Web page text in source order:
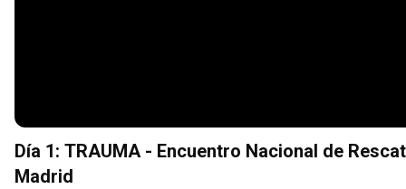
Día 1: TRAUMA - Encuentro Nacional de
Madrid